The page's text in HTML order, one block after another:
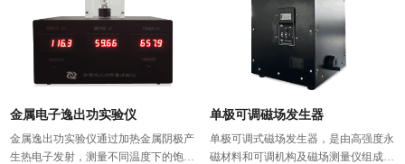
金属电子逸出功实验仪
金属逸出功实验仪通过加热金属阴极产
生热电子发射，测量不同温度下的饱和
单极可调磁场发生器
单极可调式磁场发生器，是由高强度永
磁材料和可调机构及磁场测量仪组成